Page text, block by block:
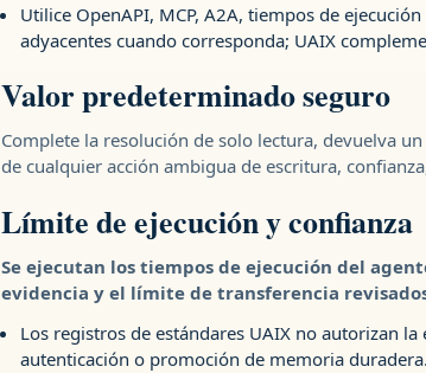
Utilice OpenAPI, MCP, A2A, tiempos de
adyacentes cuando corresponda; UAIX
Valor predeterminado seguro
Complete la resolución de solo lectura, devuelva
de cualquier acción ambigua de escritura,
Límite de ejecución y confianza
Se ejecutan los tiempos de ejecución del
evidencia y el límite de transferencia
Los registros de estándares UAIX no autorizan
autenticación o promoción de memoria duradera.